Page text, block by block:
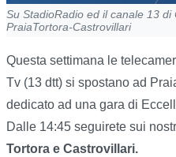
Su StadioRadio ed il canale 13
PraiaTortora-Castrovillari
Questa settimana le
Tv (13 dtt) si spostano ad
dedicato ad una gara di
Dalle 14:45 seguirete sui
Tortora e Castrovillari.